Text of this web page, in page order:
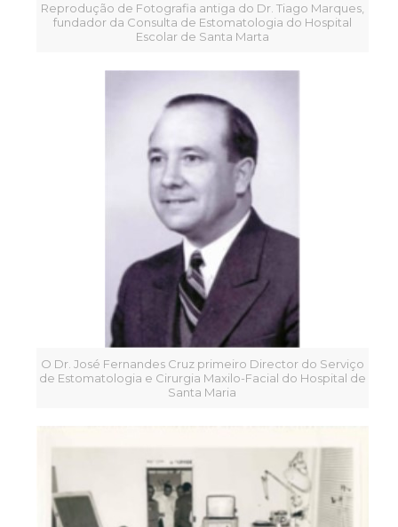
Reprodução de Fotografia antiga do Dr. Tiago Marques,
fundador da Consulta de Estomatologia do Hospital
Escolar de Santa Marta
O Dr. José Fernandes Cruz primeiro Director do Serviço
de Estomatologia e Cirurgia Maxilo-Facial do Hospital de
Santa Maria